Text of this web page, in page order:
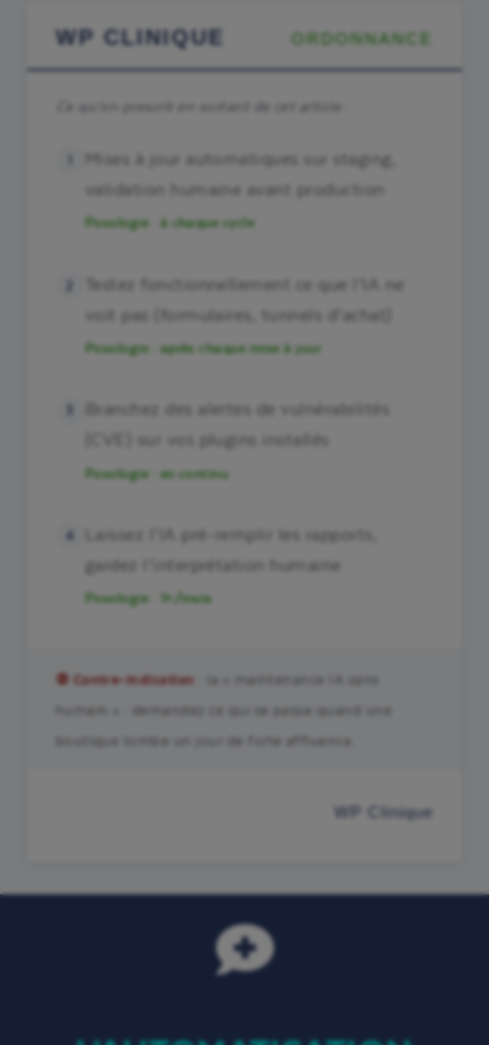
WP CLINIQUE ORDONNANCE
Ce qu’on prescrit en sortant de cet article :
Mises à jour automatiques sur staging,
validation humaine avant production
Posologie : à chaque cycle
Testez fonctionnellement ce que l’IA ne
voit pas (formulaires, tunnels d’achat)
Posologie : après chaque mise à jour
Branchez des alertes de vulnérabilités
(CVE) sur vos plugins installés
Posologie : en continu
Laissez l’IA pré-remplir les rapports,
gardez l’interprétation humaine
Posologie : 1×/mois
⛔ Contre-indication
: la « maintenance IA sans
humain » : demandez ce qui se passe quand une
boutique tombe un jour de forte affluence.
WP Clinique